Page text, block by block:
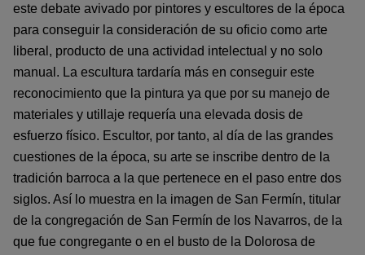
este debate avivado por pintores y escultores de la época
para conseguir la consideración de su oficio como arte
liberal, producto de una actividad intelectual y no solo
manual. La escultura tardaría más en conseguir este
reconocimiento que la pintura ya que por su manejo de
materiales y utillaje requería una elevada dosis de
esfuerzo físico. Escultor, por tanto, al día de las grandes
cuestiones de la época, su arte se inscribe dentro de la
tradición barroca a la que pertenece en el paso entre dos
siglos. Así lo muestra en la imagen de San Fermín, titular
de la congregación de San Fermín de los Navarros, de la
que fue congregante o en el busto de la Dolorosa de